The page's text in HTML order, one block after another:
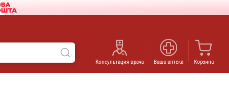
Консультация врача Ваша аптека Корзина